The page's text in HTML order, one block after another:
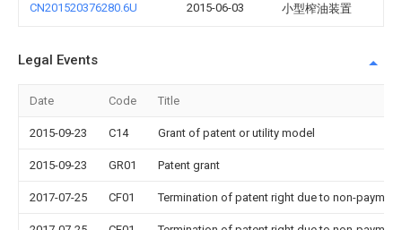
CN201520376280.6U 2015-06-03 小型榨油装置
Legal Events
Date Code Title
2015-09-23 C14 Grant of patent or utility model
2015-09-23 GR01 Patent grant
2017-07-25 CF01 Termination of patent right due to non-